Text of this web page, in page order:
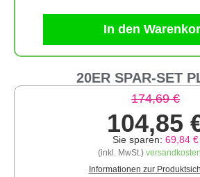
In den
20ER SPAR-SET
174,69 €
104,85
Sie sparen: 69,84 €
(inkl. MwSt.)
Informationen zur